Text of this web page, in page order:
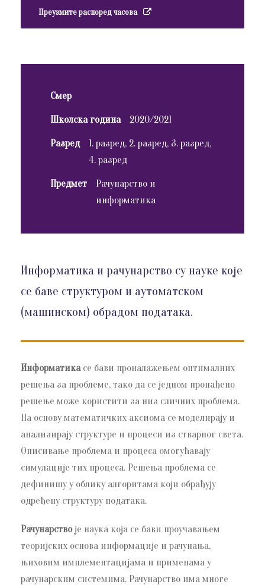
Преузмите распоред часова
Смер
Школска година 2020/2021
Разред
1. разред, 2. разред, 3. разред,
4. разред
Предмет
Рачунарство и
информатика
Информатика и рачунарство су науке које
се баве структуром и аутоматском
(машинском) обрадом података.
Информатика се бави проналажењем оптималних
решења за проблеме, тако да се једном пронађено
решење може користити за низ сличних проблема.
На основу математичких аксиома се моделирају и
анализирају структуре и процеси из стварног света.
Описивање проблема и процеса омогућавају
симулације тих процеса. Решења проблема се
дефинишу у облику алгоритама који обрађују
одређену структуру података.
Рачунарствоје наука која се бави проучавањем
теоријских основа информације и рачунања,
њиховим имплементацијама и применама у
рачунарским системима. Рачунарство има многе